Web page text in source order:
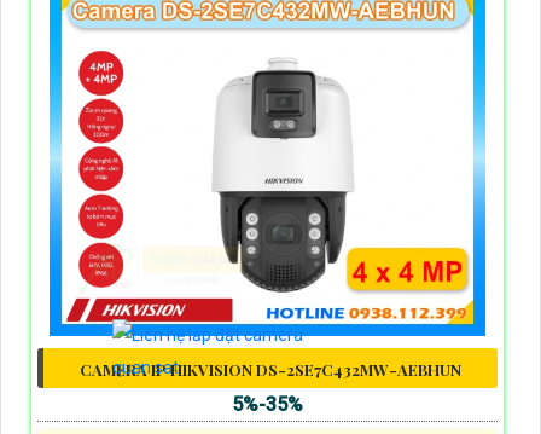
CAMERA IP HIKVISION DS-2SE7C432MW-AEBHUN
5%-35%